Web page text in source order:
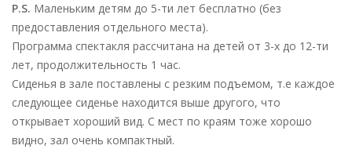
P.S. Маленьким детям до 5-ти лет бесплатно (без
предоставления отдельного места).
Программа спектакля рассчитана на детей от 3-х до 12-ти
лет, продолжительность 1 час.
Сиденья в зале поставлены с резким подъемом, т.е каждое
следующее сиденье находится выше другого, что
открывает хороший вид. С мест по краям тоже хорошо
видно, зал очень компактный.